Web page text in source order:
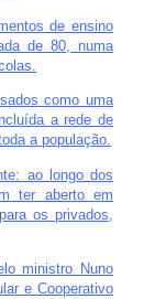
de ensino
de 80, numa
como uma
a rede de
a população.
ao longo dos
ter aberto em
os privados,
ministro Nuno
e Cooperativo